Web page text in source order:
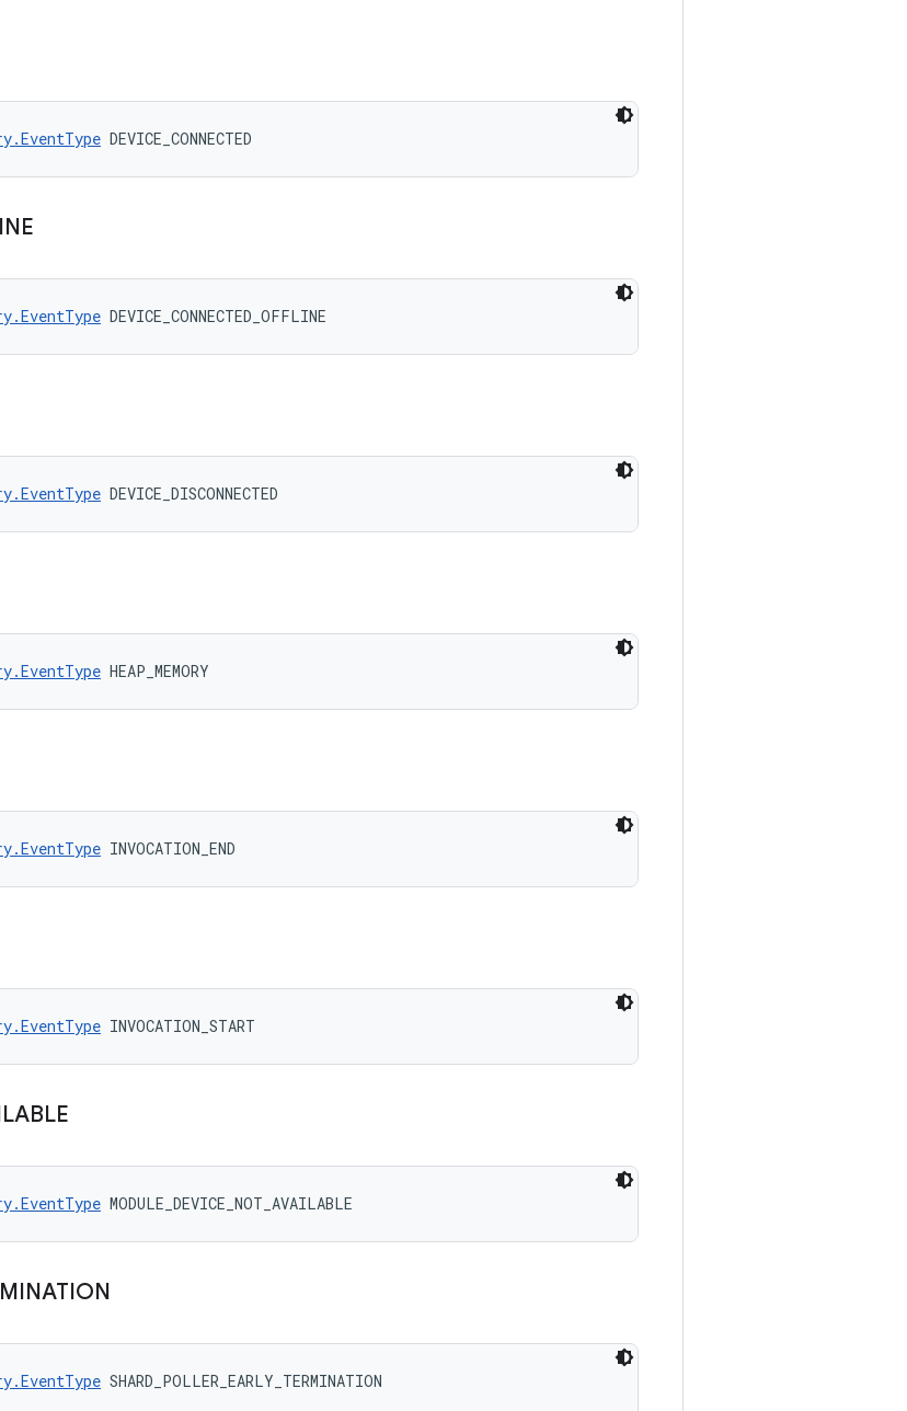
DEVICE_CONNECTED
DEVICE_CONNECTED_OFFLINE
DEVICE_DISCONNECTED
HEAP_MEMORY
INVOCATION_END
INVOCATION_START
MODULE_DEVICE_NOT_AVAILABLE
SHARD_POLLER_EARLY_TERMINATION